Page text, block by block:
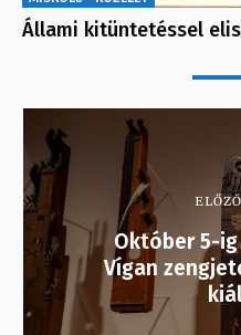
Állami kitüntetéssel
Október 5-
Vígan